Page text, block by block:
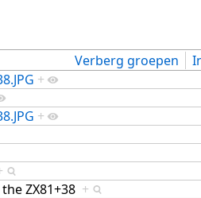
Verberg groepen
+
+
ZX81+38 +